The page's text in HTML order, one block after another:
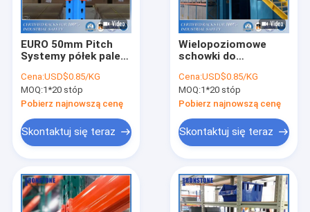
EURO 50mm Pitch
Systemy półek palet
Cena:USD$0.85/KG
MOQ:1*20 stóp
Pobierz najnowszą cenę
Skontaktuj się teraz
Wielopoziomowe
schowki do
ręcznego zbierania
Cena:USD$0.85/KG
MOQ:1*20 stóp
Pobierz najnowszą cenę
Skontaktuj się teraz